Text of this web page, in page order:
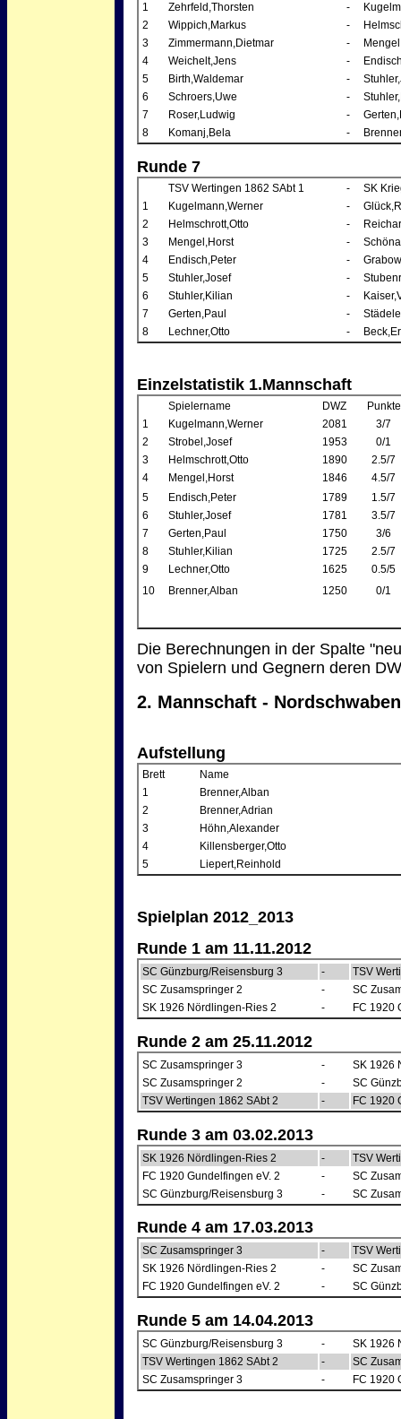
1 Zehrfeld,Thorsten -
2
Wippich,Markus -
3
Zimmermann,Dietmar -
4
Weichelt,Jens -
5
Birth,Waldemar -
6
Schroers,Uwe -
7
Roser,Ludwig -
8
Komanj,Bela -
Runde 7
TSV Wertingen 1862 SAbt 1 -
SK
1
Kugelmann,Werner -
2
Helmschrott,Otto -
3
Mengel,Horst -
4
Endisch,Peter -
5
Stuhler,Josef -
6
Stuhler,Kilian -
7
Gerten,Paul -
8
Lechner,Otto -
Einzelstatistik 1.Mannschaft
Spielername DWZ
Punkte
1
Kugelmann,Werner 2081
3/7
2
Strobel,Josef 1953
0/1
3
Helmschrott,Otto 1890
2.5/7
4
Mengel,Horst 1846
4.5/7
5
Endisch,Peter 1789
1.5/7
6
Stuhler,Josef 1781
3.5/7
7
Gerten,Paul 1750
3/6
8
Stuhler,Kilian 1725
2.5/7
9
Lechner,Otto 1625
0.5/5
10
Brenner,Alban 1250 0/1
Die Berechnungen in der Spalte
von Spielern und Gegnern deren
2. Mannschaft -
Aufstellung
Brett
Name
1
Brenner,Alban
2
Brenner,Adrian
3
Höhn,Alexander
4
Killensberger,Otto
5
Liepert,Reinhold
Spielplan 2012_2013
Runde 1 am 11.11.2012
SC Günzburg/Reisensburg 3 -
TSV
SC Zusamspringer 2
-
SC
SK 1926 Nördlingen-Ries 2
- FC 1920
Runde 2 am 25.11.2012
SC Zusamspringer 3 -
SK 1926
SC Zusamspringer 2
-
SC
TSV Wertingen 1862 SAbt 2
- FC 1920
Runde 3 am 03.02.2013
SK 1926 Nördlingen-Ries 2 -
TSV
FC 1920 Gundelfingen eV. 2
-
SC
SC Günzburg/Reisensburg 3
- SC
Runde 4 am 17.03.2013
SC Zusamspringer 3 -
TSV
SK 1926 Nördlingen-Ries 2
-
SC
FC 1920 Gundelfingen eV. 2
- SC
Runde 5 am 14.04.2013
SC Günzburg/Reisensburg 3 -
SK 1926
TSV Wertingen 1862 SAbt 2
-
SC
SC Zusamspringer 3
- FC 1920